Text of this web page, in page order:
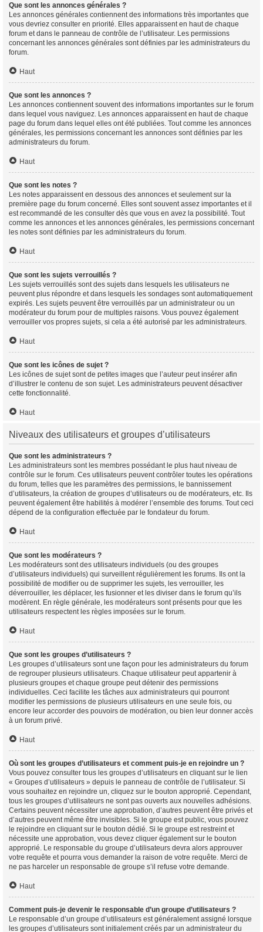
Que sont les annonces générales ?
Les annonces générales contiennent des informations très importantes que
vous devriez consulter en priorité. Elles apparaissent en haut de chaque
forum et dans le panneau de contrôle de l’utilisateur. Les permissions
concernant les annonces générales sont définies par les administrateurs du
forum.
Haut
Que sont les annonces ?
Les annonces contiennent souvent des informations importantes sur le forum
dans lequel vous naviguez. Les annonces apparaissent en haut de chaque
page du forum dans lequel elles ont été publiées. Tout comme les annonces
générales, les permissions concernant les annonces sont définies par les
administrateurs du forum.
Haut
Que sont les notes ?
Les notes apparaissent en dessous des annonces et seulement sur la
première page du forum concerné. Elles sont souvent assez importantes et il
est recommandé de les consulter dès que vous en avez la possibilité. Tout
comme les annonces et les annonces générales, les permissions concernant
les notes sont définies par les administrateurs du forum.
Haut
Que sont les sujets verrouillés ?
Les sujets verrouillés sont des sujets dans lesquels les utilisateurs ne
peuvent plus répondre et dans lesquels les sondages sont automatiquement
expirés. Les sujets peuvent être verrouillés par un administrateur ou un
modérateur du forum pour de multiples raisons. Vous pouvez également
verrouiller vos propres sujets, si cela a été autorisé par les administrateurs.
Haut
Que sont les icônes de sujet ?
Les icônes de sujet sont de petites images que l’auteur peut insérer afin
d’illustrer le contenu de son sujet. Les administrateurs peuvent désactiver
cette fonctionnalité.
Haut
Niveaux des utilisateurs et groupes d’utilisateurs
Que sont les administrateurs ?
Les administrateurs sont les membres possédant le plus haut niveau de
contrôle sur le forum. Ces utilisateurs peuvent contrôler toutes les opérations
du forum, telles que les paramètres des permissions, le bannissement
d’utilisateurs, la création de groupes d’utilisateurs ou de modérateurs, etc. Ils
peuvent également être habilités à modérer l’ensemble des forums. Tout ceci
dépend de la configuration effectuée par le fondateur du forum.
Haut
Que sont les modérateurs ?
Les modérateurs sont des utilisateurs individuels (ou des groupes
d’utilisateurs individuels) qui surveillent régulièrement les forums. Ils ont la
possibilité de modifier ou de supprimer les sujets, les verrouiller, les
déverrouiller, les déplacer, les fusionner et les diviser dans le forum qu’ils
modèrent. En règle générale, les modérateurs sont présents pour que les
utilisateurs respectent les règles imposées sur le forum.
Haut
Que sont les groupes d’utilisateurs ?
Les groupes d’utilisateurs sont une façon pour les administrateurs du forum
de regrouper plusieurs utilisateurs. Chaque utilisateur peut appartenir à
plusieurs groupes et chaque groupe peut détenir des permissions
individuelles. Ceci facilite les tâches aux administrateurs qui pourront
modifier les permissions de plusieurs utilisateurs en une seule fois, ou
encore leur accorder des pouvoirs de modération, ou bien leur donner accès
à un forum privé.
Haut
Où sont les groupes d’utilisateurs et comment puis-je en rejoindre un ?
Vous pouvez consulter tous les groupes d’utilisateurs en cliquant sur le lien
« Groupes d’utilisateurs » depuis le panneau de contrôle de l’utilisateur. Si
vous souhaitez en rejoindre un, cliquez sur le bouton approprié. Cependant,
tous les groupes d’utilisateurs ne sont pas ouverts aux nouvelles adhésions.
Certains peuvent nécessiter une approbation, d’autres peuvent être privés et
d’autres peuvent même être invisibles. Si le groupe est public, vous pouvez
le rejoindre en cliquant sur le bouton dédié. Si le groupe est restreint et
nécessite une approbation, vous devez cliquer également sur le bouton
approprié. Le responsable du groupe d’utilisateurs devra alors approuver
votre requête et pourra vous demander la raison de votre requête. Merci de
ne pas harceler un responsable de groupe s’il refuse votre demande.
Haut
Comment puis-je devenir le responsable d’un groupe d’utilisateurs ?
Le responsable d’un groupe d’utilisateurs est généralement assigné lorsque
les groupes d’utilisateurs sont initialement créés par un administrateur du